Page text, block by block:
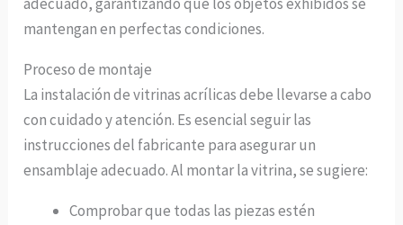
mantengan en perfectas condiciones.
Proceso de montaje
La instalación de vitrinas acrílicas debe llevarse a cabo
con cuidado y atención. Es esencial seguir las
instrucciones del fabricante para asegurar un
ensamblaje adecuado. Al montar la vitrina, se sugiere:
Comprobar que todas las piezas estén